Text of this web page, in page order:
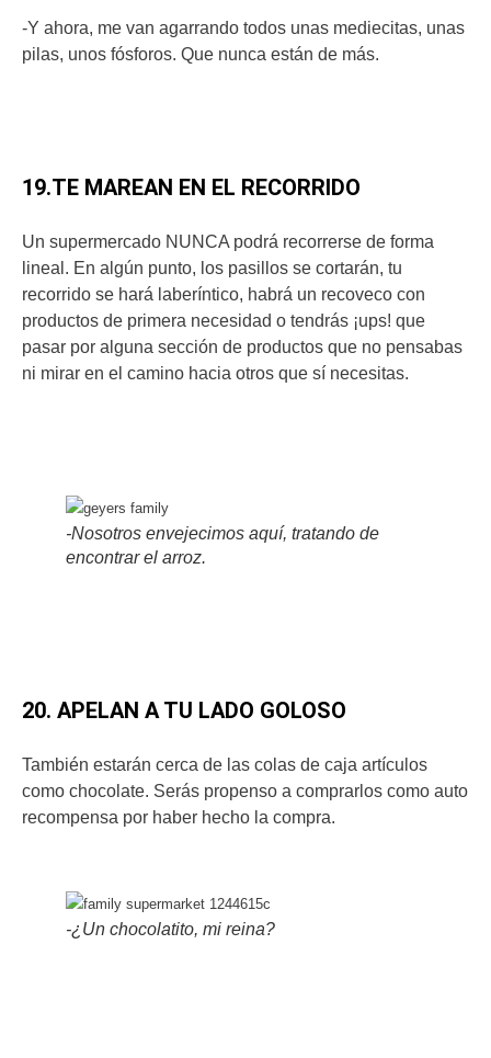
-Y ahora, me van agarrando todos unas mediecitas, unas
pilas, unos fósforos. Que nunca están de más.
19.TE MAREAN EN EL RECORRIDO
Un supermercado NUNCA podrá recorrerse de forma
lineal. En algún punto, los pasillos se cortarán, tu
recorrido se hará laberíntico, habrá un recoveco con
productos de primera necesidad o tendrás ¡ups! que
pasar por alguna sección de productos que no pensabas
ni mirar en el camino hacia otros que sí necesitas.
-Nosotros envejecimos aquí, tratando de
encontrar el arroz.
20. APELAN A TU LADO GOLOSO
También estarán cerca de las colas de caja artículos
como chocolate. Serás propenso a comprarlos como auto
recompensa por haber hecho la compra.
-¿Un chocolatito, mi reina?